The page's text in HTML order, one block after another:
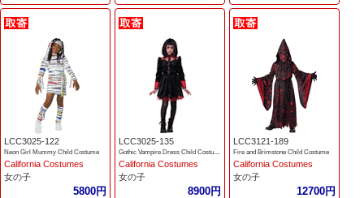
LCC3025-122
Neon Girl Mummy Child Costume
California Costumes
女の子
5800円
LCC3025-135
Gothic Vampire Dress Child Costume
California Costumes
女の子
8900円
LCC3121-189
Fire and Brimstone Child Costume
California Costumes
女の子
12700円